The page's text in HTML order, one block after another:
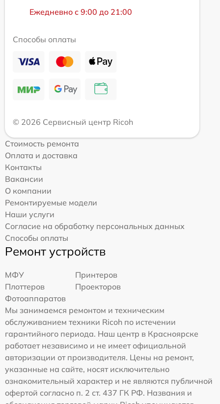
Ежедневно с 9:00 до 21:00
Способы оплаты
© 2026 Сервисный центр Ricoh
Стоимость ремонта
Оплата и доставка
Контакты
Вакансии
О компании
Ремонтируемые модели
Наши услуги
Согласие на обработку персональных данных
Способы оплаты
Ремонт устройств
МФУ
Принтеров
Плоттеров
Проекторов
Фотоаппаратов
Мы занимаемся ремонтом и техническим
обслуживанием техники Ricoh по истечении
гарантийного периода. Наш центр в Красноярске
работает независимо и не имеет официальной
авторизации от производителя. Цены на ремонт,
указанные на сайте, носят исключительно
ознакомительный характер и не являются публичной
офертой согласно п. 2 ст. 437 ГК РФ. Названия и